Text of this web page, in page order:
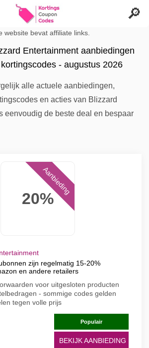
website bevat affiliate links.
Entertainment aanbiedingen
- augustus 2026
alle actuele aanbiedingen,
en acties van Blizzard
eenvoudig de beste deal en bespaar
20%
Aanbieding
zijn regelmatig 15-20%
en andere retailers
voor uitgesloten producten
- sommige codes gelden
tegen volle prijs
Populair
BEKIJK AANBIEDING